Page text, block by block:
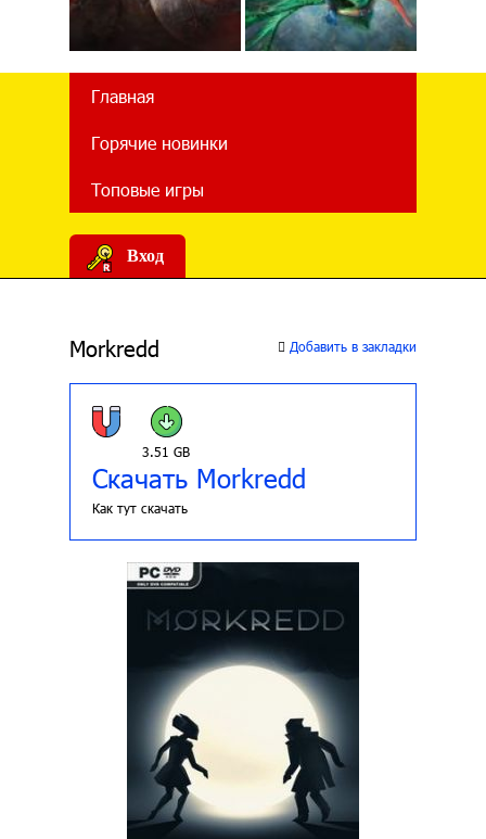
Главная
Горячие новинки
Топовые игры
Вход
Morkredd Добавить в закладки
3.51 GB
Скачать Morkredd
Как тут скачать